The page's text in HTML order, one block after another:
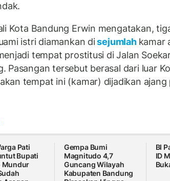
Kota Bandung Erwin mengatakan,
istri diamankan disejumlah kamar
tempat prostitusi di Jalan
Pasangan tersebut berasal dari luar
tempat ini (kamar) dijadikan ajang
Pati
Bupati
Mundur
Gempa Bumi
Magnitudo 4,7
Guncang Wilayah
Kabupaten Bandung
BI
ID